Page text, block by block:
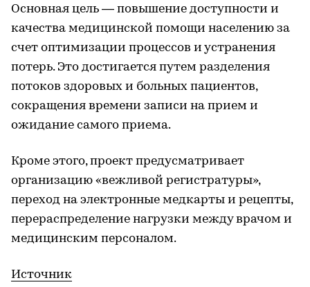
Основная цель — повышение доступности и
качества медицинской помощи населению за
счет оптимизации процессов и устранения
потерь. Это достигается путем разделения
потоков здоровых и больных пациентов,
сокращения времени записи на прием и
ожидание самого приема.
Кроме этого, проект предусматривает
организацию «вежливой регистратуры»,
переход на электронные медкарты и рецепты,
перераспределение нагрузки между врачом и
медицинским персоналом.
Источник